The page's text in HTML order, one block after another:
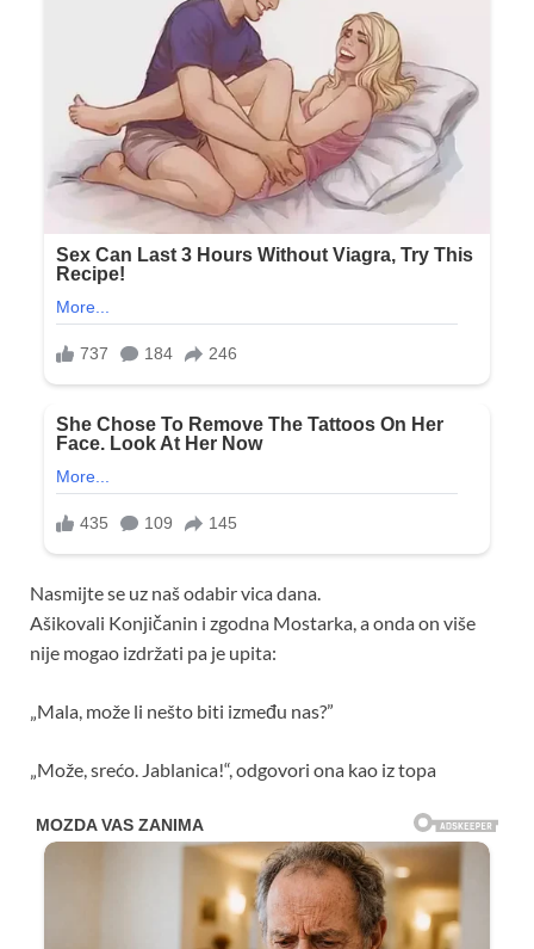
Nasmijte se uz naš odabir vica dana.
Ašikovali Konjičanin i zgodna Mostarka, a onda on više
nije mogao izdržati pa je upita:
„Mala, može li nešto biti između nas?”
„Može, srećo. Jablanica!“, odgovori ona kao iz topa